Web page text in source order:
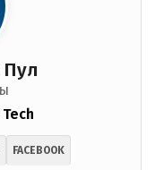
Пул
FACEBOOK